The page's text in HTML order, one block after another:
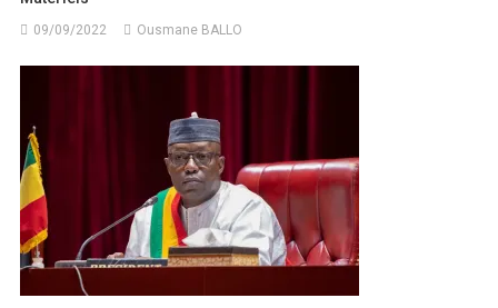
09/09/2022 Ousmane BALLO